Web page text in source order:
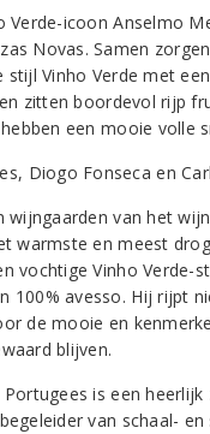
Verde-icoon Anselmo
Novas. Samen
Vinho Verde met
zitten boordevol rijp
een mooie volle
wijngaarden van het
warmste en meest
vochtige Vinho Verde-
100% avesso. Hij rijpt
de mooie en
blijven.
is een
van schaal-